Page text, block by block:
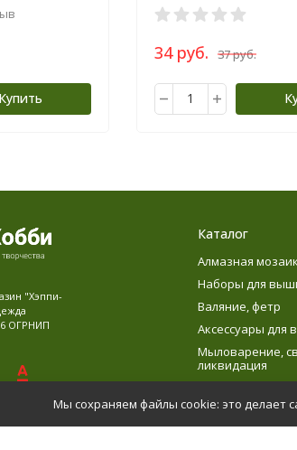
Купить
34 руб. 37 руб.
"Хэппи-
ОГРНИП
Карта сайта
Каталог
Алмазная
Наборы для
Валяние, фетр
Аксессуары для
Мыловарение,
ликвидация
Детское
Мы сохраняем файлы cookie: это делает